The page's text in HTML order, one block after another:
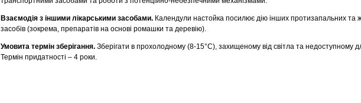
Взаємодія з іншими лікарськими засобами. Календули настойка посилює дію інших протизапальних та
засобів (зокрема, препаратів на основі ромашки та деревію).
Умовита термін зберігання. Зберігати в прохолодному (8-15°С), захищеному від світла та недоступному
Термін придатності – 4 роки.